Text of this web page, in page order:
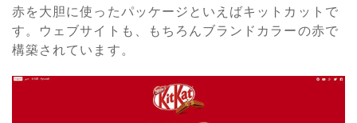
赤を大胆に使ったパッケージといえばキットカットで
す。ウェブサイトも、もちろんブランドカラーの赤で
構築されています。